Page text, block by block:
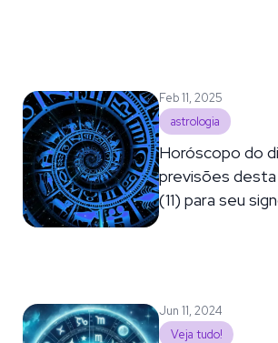
Feb 11, 2025
astrologia
Horóscopo do
previsões
(11) para seu
Jun 11, 2024
Veja tudo!